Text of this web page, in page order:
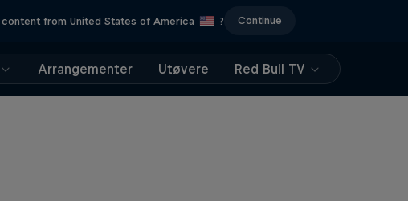
from United States of America ? Continue
Arrangementer Utøvere Red Bull TV